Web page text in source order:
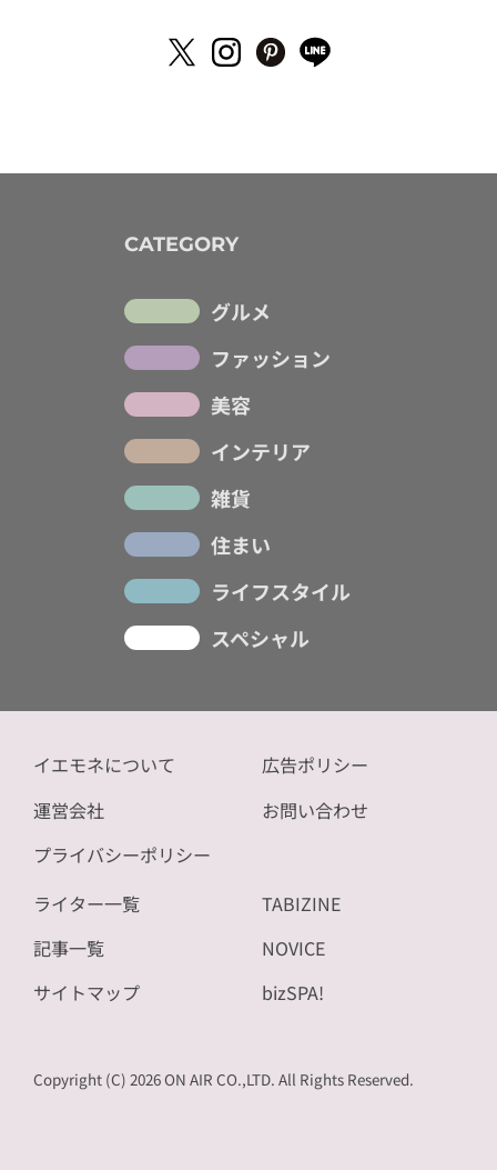
CATEGORY
グルメ
ファッション
美容
インテリア
雑貨
住まい
ライフスタイル
スペシャル
イエモネについて
運営会社
プライバシーポリシー
広告ポリシー
お問い合わせ
ライター一覧
記事一覧
サイトマップ
TABIZINE
NOVICE
bizSPA!
Copyright (C) 2026 ON AIR CO.,LTD. All Rights Reserved.